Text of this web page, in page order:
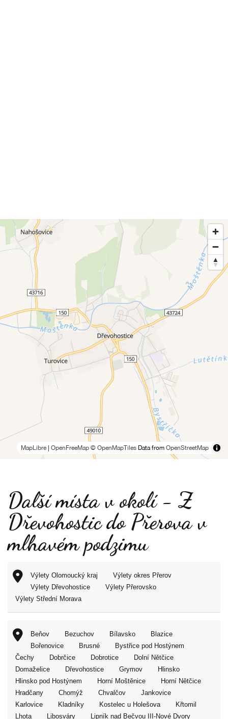
MapLibre OpenFreeMap © OpenMapTiles Data from OpenStreetMap
Další místa v okolí - Z
Dřevohostic do Přerova v
mlhavém podzimu
Výlety Olomoucký kraj
Výlety okres Přerov
Výlety Dřevohostice
Výlety Přerovsko
Výlety Střední Morava
Beňov Bezuchov Bílavsko
Blazice
Bořenovice
Brusné
Bystřice pod Hostýnem
Čechy
Dobrčice Dobrotice
Dolní Nětčice
Domaželice
Dřevohostice Grymov
Hlinsko
Hlinsko pod Hostýnem
Horní Moštěnice
Horní Nětčice
Hradčany
Chomýž Chvalčov
Jankovice
Karlovice
Kladníky Kostelec u Holešova
Křtomil
Lhota
Libosváry Lipník nad Bečvou III-Nové Dvory